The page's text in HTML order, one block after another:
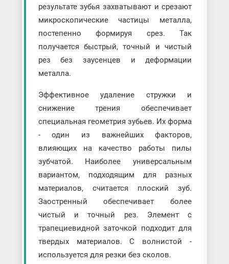
результате зубья захватывают и срезают
микроскопические частицы металла,
постепенно формируя срез. Так
получается быстрый, точный и чистый
рез без заусенцев и деформации
металла.
Эффективное удаление стружки и
снижение трения обеспечивает
специальная геометрия зубьев. Их форма
- один из важнейших факторов,
влияющих на качество работы пилы
зубчатой. Наиболее универсальным
вариантом, подходящим для разных
материалов, считается плоский зуб.
Заостренный обеспечивает более
чистый и точный рез. Элемент с
трапециевидной заточкой подходит для
твердых материалов. С волнистой -
используется для резки без сколов.